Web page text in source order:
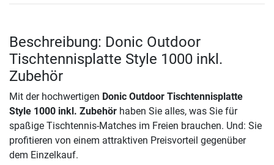
Beschreibung: Donic Outdoor
Tischtennisplatte Style 1000 inkl.
Zubehör
Mit der hochwertigen Donic Outdoor Tischtennisplatte
Style 1000 inkl. Zubehör haben Sie alles, was Sie für
spaßige Tischtennis-Matches im Freien brauchen. Und: Sie
profitieren von einem attraktiven Preisvorteil gegenüber
dem Einzelkauf.